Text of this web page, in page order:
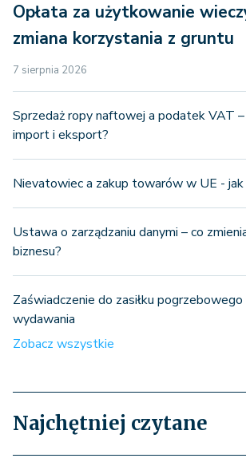
Opłata za użytkowanie
zmiana korzystania z gruntu
7 sierpnia 2026
Sprzedaż ropy naftowej a podatek VAT
import i eksport?
Nievatowiec a zakup towarów w UE - jak
Ustawa o zarządzaniu danymi – co
biznesu?
Zaświadczenie do zasiłku
wydawania
Zobacz wszystkie
Najchętniej czytane